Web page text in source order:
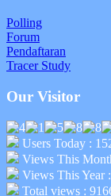
Polling
Forum
Pendaftaran
Tracer Study
Our Visitor
Users Today :
Views This
Views This Year
Total views :